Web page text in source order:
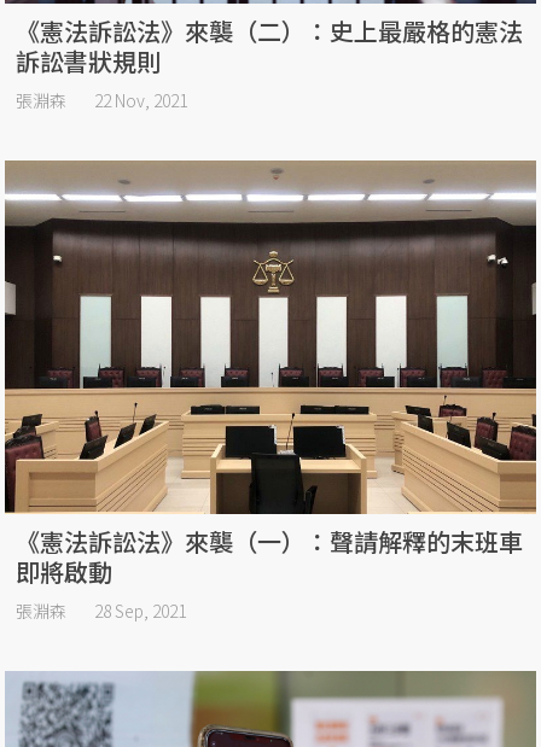
《憲法訴訟法》來襲（二）：史上最嚴格的憲法
訴訟書狀規則
張淵森 22 Nov, 2021
《憲法訴訟法》來襲（一）：聲請解釋的末班車
即將啟動
張淵森 28 Sep, 2021